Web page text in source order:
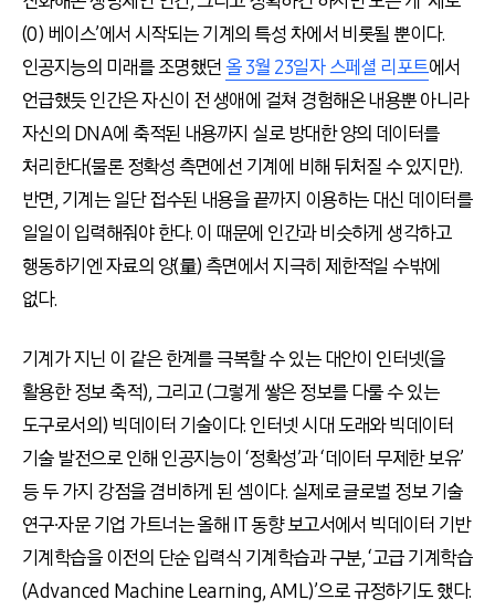
(0) 베이스’에서 시작되는 기계의 특성 차에서 비롯될 뿐이다.
인공지능의 미래를 조명했던올 3월 23일자 스페셜 리포트에서
언급했듯 인간은 자신이 전 생애에 걸쳐 경험해온 내용뿐 아니라
자신의 DNA에 축적된 내용까지 실로 방대한 양의 데이터를
처리한다(물론 정확성 측면에선 기계에 비해 뒤처질 수 있지만).
반면, 기계는 일단 접수된 내용을 끝까지 이용하는 대신 데이터를
일일이 입력해줘야 한다. 이 때문에 인간과 비슷하게 생각하고
행동하기엔 자료의 양(量) 측면에서 지극히 제한적일 수밖에
없다.
기계가 지닌 이 같은 한계를 극복할 수 있는 대안이 인터넷(을
활용한 정보 축적), 그리고 (그렇게 쌓은 정보를 다룰 수 있는
도구로서의) 빅데이터 기술이다. 인터넷 시대 도래와 빅데이터
기술 발전으로 인해 인공지능이 ‘정확성’과 ‘데이터 무제한 보유’
등 두 가지 강점을 겸비하게 된 셈이다. 실제로 글로벌 정보 기술
연구∙자문 기업 가트너는 올해 IT 동향 보고서에서 빅데이터 기반
기계학습을 이전의 단순 입력식 기계학습과 구분, ‘고급 기계학습
(Advanced Machine Learning, AML)’으로 규정하기도 했다.